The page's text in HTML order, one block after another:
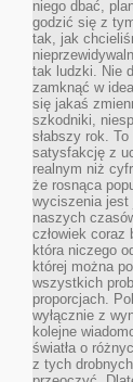
niego dbać,
godzić się z
tak, jak
tak ludzki. Nie
zamknąć w
się jakaś
szkodniki,
słabszy rok.
satysfakcję z
realnym niż
że rosnąca
wyciszenia jest
naszych
człowiek coraz
która niczego
której można
wszystkich
proporcjach.
wyłącznie z
kolejne
światła o
z tych